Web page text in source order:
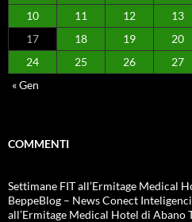
10
11 12 13
17
18 19 20
24
25 26 27
« Gen
COMMENTI
Settimane FIT all’Ermitage Medical
BeppeBlog – News Conect
all’Ermitage Medical Hotel di Abano